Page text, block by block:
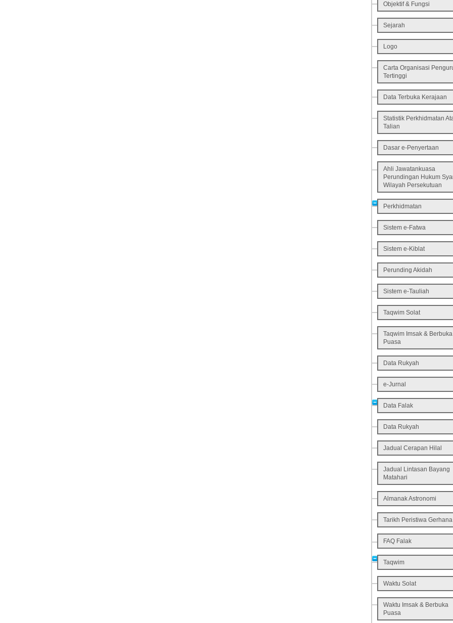
Objektif & Fungsi
Sejarah
Logo
Carta Organisasi
Tertinggi
Data Terbuka Kerajaan
Statistik Perkhidmatan
Talian
Dasar e-Penyertaan
Ahli Jawatankuasa
Perundingan Hukum
Wilayah Persekutuan
Perkhidmatan
Sistem e-Fatwa
Sistem e-Kiblat
Perunding Akidah
Sistem e-Tauliah
Taqwim Solat
Taqwim Imsak & Berbuka
Puasa
Data Rukyah
e-Jurnal
Data Falak
Data Rukyah
Jadual Cerapan Hilal
Jadual Lintasan Bayang
Matahari
Almanak Astronomi
Tarikh Peristiwa Gerhana
FAQ Falak
Taqwim
Waktu Solat
Waktu Imsak & Berbuka
Puasa